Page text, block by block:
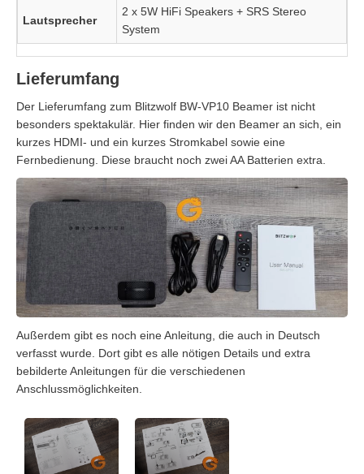
Lautsprecher
2 x 5W HiFi Speakers + SRS Stereo
System
Lieferumfang
Der Lieferumfang zum Blitzwolf BW-VP10 Beamer ist nicht
besonders spektakulär. Hier finden wir den Beamer an sich, ein
kurzes HDMI- und ein kurzes Stromkabel sowie eine
Fernbedienung. Diese braucht noch zwei AA Batterien extra.
Außerdem gibt es noch eine Anleitung, die auch in Deutsch
verfasst wurde. Dort gibt es alle nötigen Details und extra
bebilderte Anleitungen für die verschiedenen
Anschlussmöglichkeiten.